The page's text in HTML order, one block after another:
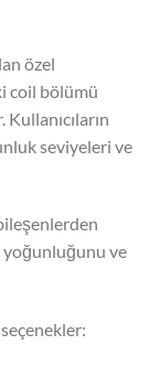
özel
coil bölümü
Kullanıcıların
seviyeleri ve
yoğunluğunu ve